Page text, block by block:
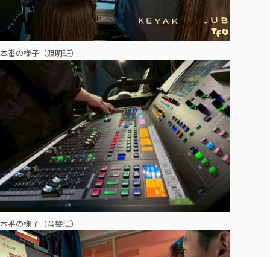
本番の様子（照明班）
本番の様子（音響班）